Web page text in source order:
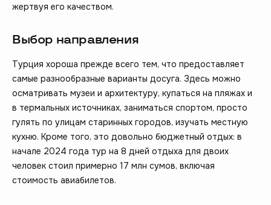
жертвуя его качеством.
Выбор направления
Турция хороша прежде всего тем, что предоставляет
самые разнообразные варианты досуга. Здесь можно
осматривать музеи и архитектуру, купаться на пляжах и
в термальных источниках, заниматься спортом, просто
гулять по улицам старинных городов, изучать местную
кухню. Кроме того, это довольно бюджетный отдых: в
начале 2024 года тур на 8 дней отдыха для двоих
человек стоил примерно 17 млн сумов, включая
стоимость авиабилетов.